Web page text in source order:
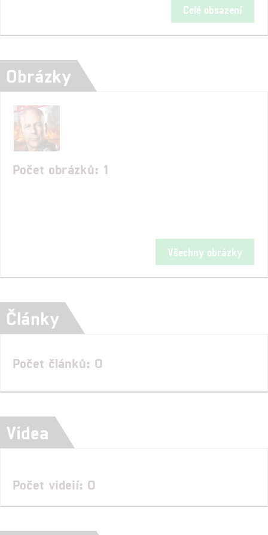
Celé obsazení
Obrázky
Počet obrázků: 1
Všechny obrázky
Články
Počet článků: 0
Videa
Počet videií: 0